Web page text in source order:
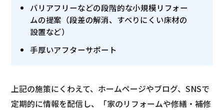
バリアフリーなどの段階的な小規模リフォー
ムの提案（段差の解消、すべりにくい床材の
設置など）
手厚いアフターサポート
上記の施策にくわえて、ホームページやブログ、SNSで
定期的に情報を配信し、「家のリフォームや修繕・補修